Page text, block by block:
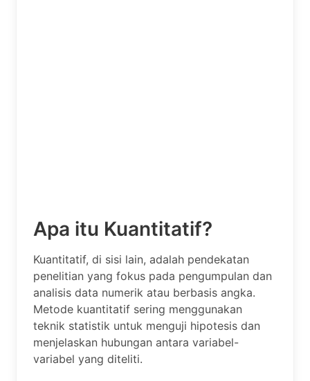
Apa itu Kuantitatif?
Kuantitatif, di sisi lain, adalah pendekatan
penelitian yang fokus pada pengumpulan dan
analisis data numerik atau berbasis angka.
Metode kuantitatif sering menggunakan
teknik statistik untuk menguji hipotesis dan
menjelaskan hubungan antara variabel-
variabel yang diteliti.